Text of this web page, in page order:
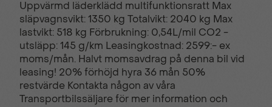
bromsar)
Advanced Comfort
(Komfortsoffa)
Advanced Emergency
braking system
Uppvärmd läderklädd multifunktionsratt Max
släpvagnsvikt: 1350 kg Totalvikt: 2040 kg Max
lastvikt: 518 kg Förbrukning: 0,54L/mil CO2 -
utsläpp: 145 g/km Leasingkostnad: 2599:- ex
moms/mån. Halvt momsavdrag på denna bil vid
leasing! 20% förhöjd hyra 36 mån 50%
restvärde Kontakta någon av våra
Transportbilssäljare för mer information och